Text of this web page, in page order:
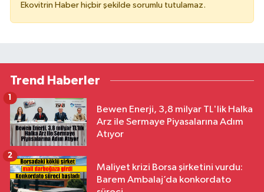
Ekovitrin Haber hiçbir şekilde sorumlu tutulamaz.
Trend Haberler
Bewen Enerji, 3,8 milyar TL'lik Halka
Arz ile Sermaye Piyasalarına Adım
Atıyor
Maliyet krizi Borsa şirketini vurdu:
Barem Ambalaj’da konkordato
2